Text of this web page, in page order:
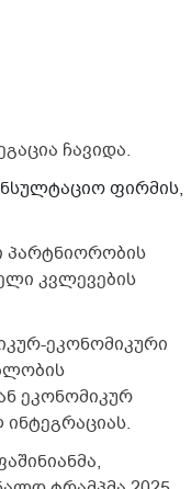
ჩავიდა.
ფირმის,
პარტნიორობის
კვლევების
ეკონომიკური
ეკონომიკურ